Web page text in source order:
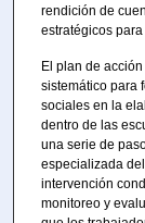
rendición de
estratégicos
El plan de
sistemático para
sociales en la
dentro de las
una serie de
especializada
intervención
monitoreo y